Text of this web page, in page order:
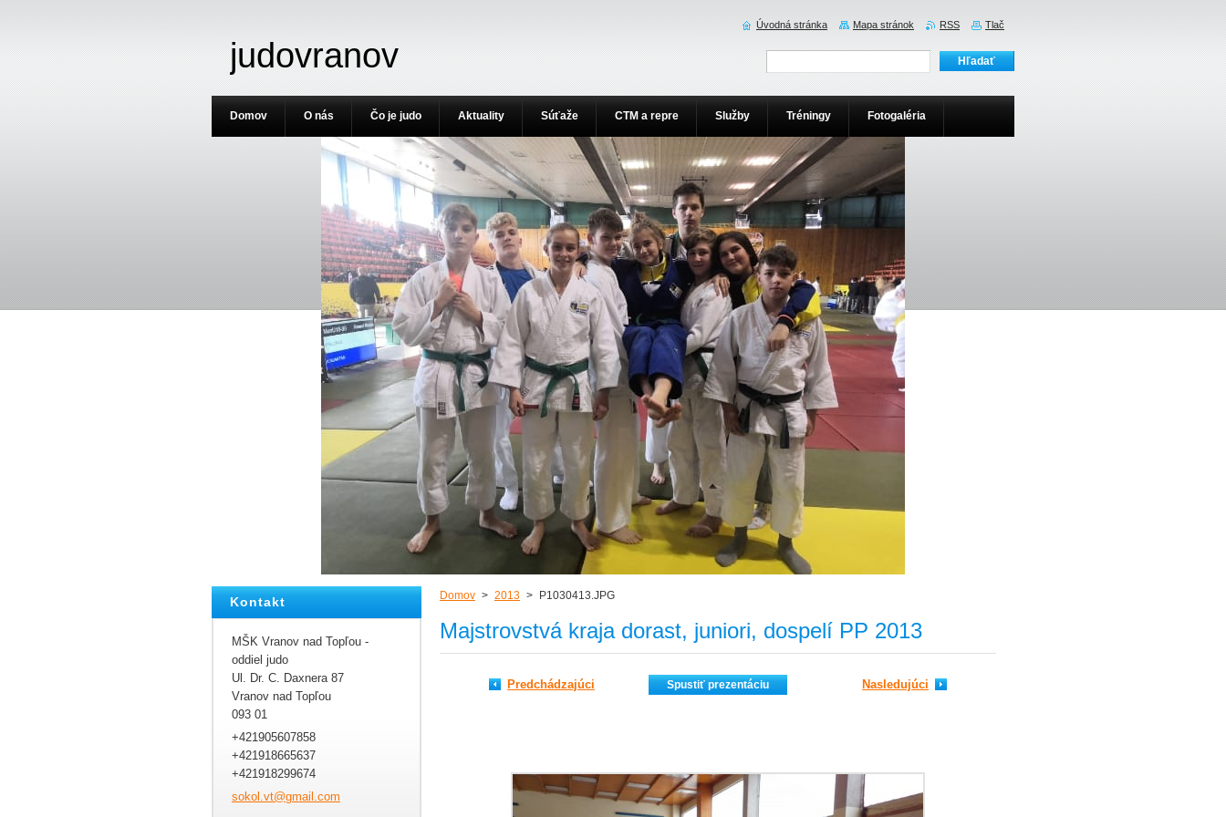
judovranov
Domov > 2013 > P1030413.JPG
Majstrovstvá kraja dorast, juniori, dospelí PP 2013
Predchádzajúci Spustiť prezentáciu Nasledujúci
Kontakt
MŠK Vranov nad Topľou -
oddiel judo
Ul. Dr. C. Daxnera 87
Vranov nad Topľou
093 01
+421905607858
+421918665637
+421918299674
sokol.vt@gmail.com
Domov O nás Čo je judo Aktuality Súťaže CTM a repre Služby Tréningy Fotogaléria
Úvodná stránka Mapa stránok RSS Tlač